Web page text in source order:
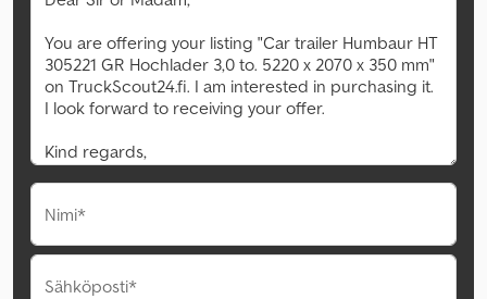
Nimi*
Sähköposti*